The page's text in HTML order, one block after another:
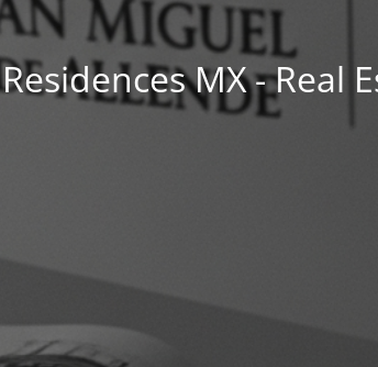
Residences MX - Real